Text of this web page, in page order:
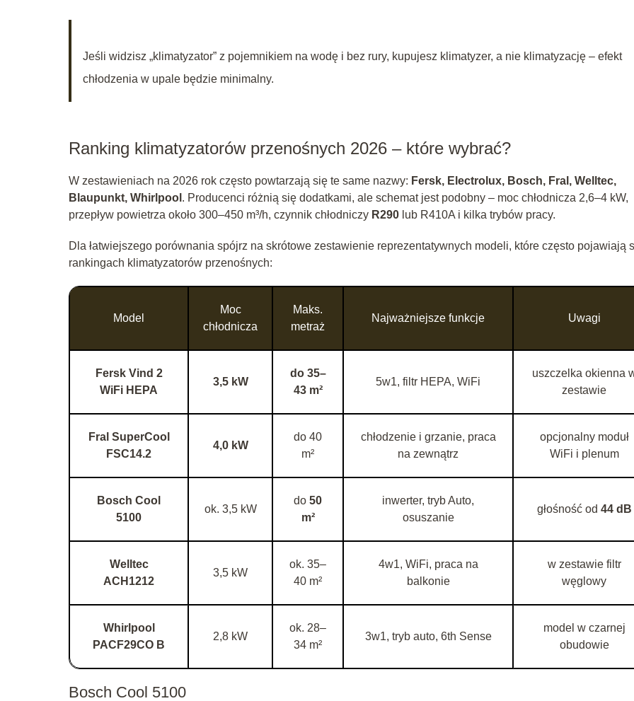
Jeśli widzisz „klimatyzator” z pojemnikiem na wodę i bez rury, kupujesz klimatyzer, a nie klimatyzację – efekt
chłodzenia w upale będzie minimalny.
Ranking klimatyzatorów przenośnych 2026 – które wybrać?
W zestawieniach na 2026 rok często powtarzają się te same nazwy: Fersk, Electrolux, Bosch, Fral, Welltec,
Blaupunkt, Whirlpool . Producenci różnią się dodatkami, ale schemat jest podobny – moc chłodnicza 2,6–4 kW,
przepływ powietrza około 300–450 m³/h, czynnik chłodniczy R290 lub R410A i kilka trybów pracy.
Dla łatwiejszego porównania spójrz na skrótowe zestawienie reprezentatywnych modeli, które często pojawiają
rankingach klimatyzatorów przenośnych:
Model
Moc
chłodnicza
Maks.
metraż
Najważniejsze funkcje Uwagi
Fersk Vind 2
WiFi HEPA
3,5 kW
do 35–
43 m²
5w1, filtr HEPA, WiFi
uszczelka okienna
zestawie
Fral SuperCool
FSC14.2
4,0 kW
do 40
m²
chłodzenie i grzanie, praca
na zewnątrz
opcjonalny moduł
WiFi i plenum
Bosch Cool
5100
ok. 3,5 kW
do 50
m²
inwerter, tryb Auto,
osuszanie
głośność od 44 dB
Welltec
ACH1212
3,5 kW
ok. 35–
40 m²
4w1, WiFi, praca na
balkonie
w zestawie filtr
węglowy
Whirlpool
PACF29CO B
2,8 kW
ok. 28–
34 m²
3w1, tryb auto, 6th Sense
model w czarnej
obudowie
Bosch Cool 5100